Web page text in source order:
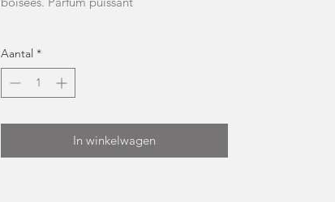
poids total approximatif de 9 g
NB: la forme et la couleur peuvent
Aantal *
In winkelwagen